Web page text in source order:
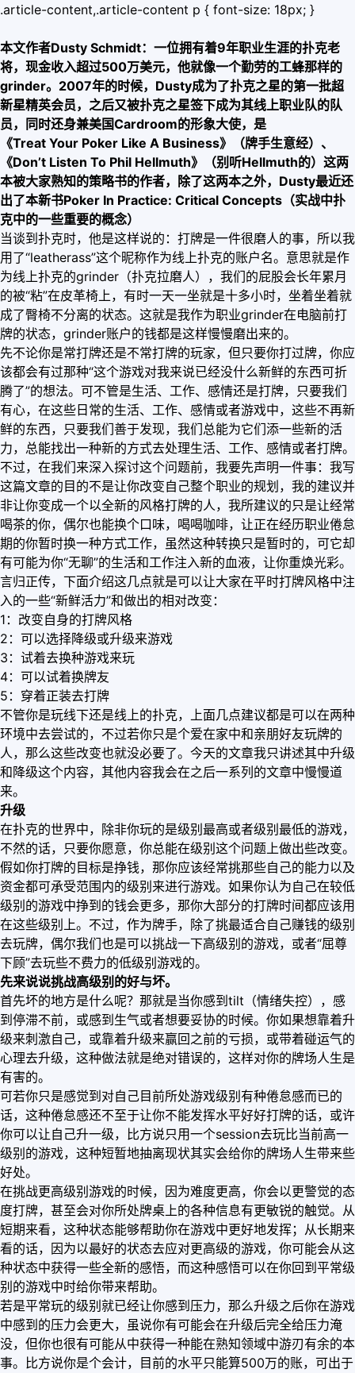
.article-content,.article-content p { font-size: 18px; }
本文作者Dusty Schmidt：一位拥有着9年职业生涯的扑克老
将，现金收入超过500万美元，他就像一个勤劳的工蜂那样的
grinder。2007年的时候，Dusty成为了扑克之星的第一批超
新星精英会员，之后又被扑克之星签下成为其线上职业队的队
员，同时还身兼美国Cardroom的形象大使，是
《Treat Your Poker Like A Business》（牌手生意经）、
《Don’t Listen To Phil Hellmuth》（别听Hellmuth的）这两
本被大家熟知的策略书的作者，除了这两本之外，Dusty最近还
出了本新书Poker In Practice: Critical Concepts（实战中扑
克中的一些重要的概念）
当谈到扑克时，他是这样说的：打牌是一件很磨人的事，所以我
用了“leatherass”这个昵称作为线上扑克的账户名。意思就是作
为线上扑克的grinder（扑克拉磨人），我们的屁股会长年累月
的被“粘”在皮革椅上，有时一天一坐就是十多小时，坐着坐着就
成了臀椅不分离的状态。这就是我作为职业grinder在电脑前打
牌的状态，grinder账户的钱都是这样慢慢磨出来的。
先不论你是常打牌还是不常打牌的玩家，但只要你打过牌，你应
该都会有过那种“这个游戏对我来说已经没什么新鲜的东西可折
腾了”的想法。可不管是生活、工作、感情还是打牌，只要我们
有心，在这些日常的生活、工作、感情或者游戏中，这些不再新
鲜的东西，只要我们善于发现，我们总能为它们添一些新的活
力，总能找出一种新的方式去处理生活、工作、感情或者打牌。
不过，在我们来深入探讨这个问题前，我要先声明一件事：我写
这篇文章的目的不是让你改变自己整个职业的规划，我的建议并
非让你变成一个以全新的风格打牌的人，我所建议的只是让经常
喝茶的你，偶尔也能换个口味，喝喝咖啡，让正在经历职业倦怠
期的你暂时换一种方式工作，虽然这种转换只是暂时的，可它却
有可能为你“无聊”的生活和工作注入新的血液，让你重焕光彩。
言归正传，下面介绍这几点就是可以让大家在平时打牌风格中注
入的一些“新鲜活力”和做出的相对改变：
1：改变自身的打牌风格
2：可以选择降级或升级来游戏
3：试着去换种游戏来玩
4：可以试着换牌友
5：穿着正装去打牌
不管你是玩线下还是线上的扑克，上面几点建议都是可以在两种
环境中去尝试的，不过若你只是个爱在家中和亲朋好友玩牌的
人，那么这些改变也就没必要了。今天的文章我只讲述其中升级
和降级这个内容，其他内容我会在之后一系列的文章中慢慢道
来。
升级
在扑克的世界中，除非你玩的是级别最高或者级别最低的游戏，
不然的话，只要你愿意，你总能在级别这个问题上做出些改变。
假如你打牌的目标是挣钱，那你应该经常挑那些自己的能力以及
资金都可承受范围内的级别来进行游戏。如果你认为自己在较低
级别的游戏中挣到的钱会更多，那你大部分的打牌时间都应该用
在这些级别上。不过，作为牌手，除了挑最适合自己赚钱的级别
去玩牌，偶尔我们也是可以挑战一下高级别的游戏，或者“屈尊
下顾”去玩些不费力的低级别游戏的。
先来说说挑战高级别的好与坏。
首先坏的地方是什么呢？那就是当你感到tilt（情绪失控），感
到停滞不前，或感到生气或者想要妥协的时候。你如果想靠着升
级来刺激自己，或靠着升级来赢回之前的亏损，或带着碰运气的
心理去升级，这种做法就是绝对错误的，这样对你的牌场人生是
有害的。
可若你只是感觉到对自己目前所处游戏级别有种倦怠感而已的
话，这种倦怠感还不至于让你不能发挥水平好好打牌的话，或许
你可以让自己升一级，比方说只用一个session去玩比当前高一
级别的游戏，这种短暂地抽离现状其实会给你的牌场人生带来些
好处。
在挑战更高级别游戏的时候，因为难度更高，你会以更警觉的态
度打牌，甚至会对你所处牌桌上的各种信息有更敏锐的触觉。从
短期来看，这种状态能够帮助你在游戏中更好地发挥；从长期来
看的话，因为以最好的状态去应对更高级的游戏，你可能会从这
种状态中获得一些全新的感悟，而这种感悟可以在你回到平常级
别的游戏中时给你带来帮助。
若是平常玩的级别就已经让你感到压力，那么升级之后你在游戏
中感到的压力会更大，虽说你有可能会在升级后完全给压力淹
没，但你也很有可能从中获得一种能在熟知领域中游刃有余的本
事。比方说你是个会计，目前的水平只能算500万的账，可出于